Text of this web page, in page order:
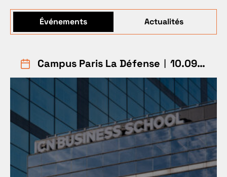
Événements Actualités
Campus Paris La Défense ︱10.09.26